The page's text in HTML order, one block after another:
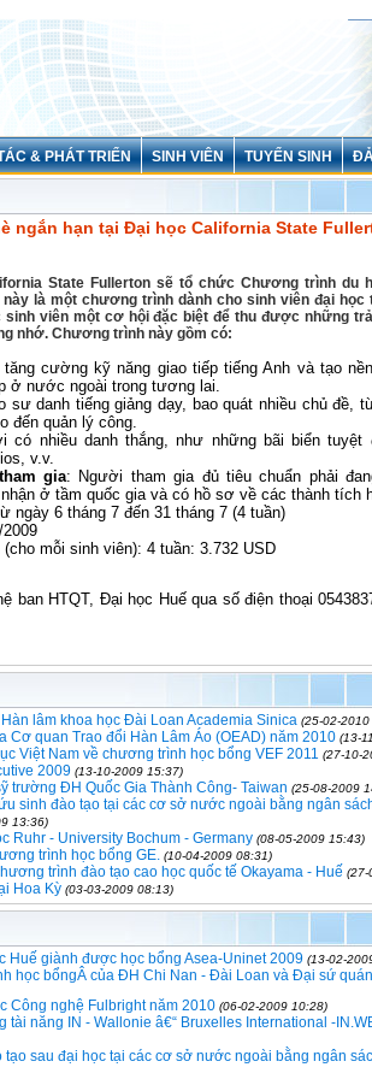
& PHÁT TRIỂN SINH VIÊN TUYỂN SINH
ngắn hạn tại Đại học California State
State Fullerton sẽ tổ chức Chương trình du
là một chương trình dành cho sinh viên đại
sinh viên một cơ hội đặc biệt để thu được những
nhớ. Chương trình này gồm có:
cường kỹ năng giao tiếp tiếng Anh và tạo
ở nước ngoài trong tương lai.
sư danh tiếng giảng dạy, bao quát nhiều chủ đề,
đến quản lý công.
có nhiều danh thắng, như những bãi biển tuyệt
v.v.
gia: Người tham gia đủ tiêu chuẩn phải
ở tầm quốc gia và có hồ sơ về các thành tích
ngày 6 tháng 7 đến 31 tháng 7 (4 tuần)
(cho mỗi sinh viên): 4 tuần: 3.732 USD
ban HTQT, Đại học Huế qua số điện thoại
lâm khoa học Đài Loan Academia Sinica (25-02-
Cơ quan Trao đổi Hàn Lâm Áo (OEAD) năm 2010 (13-
Việt Nam về chương trình học bổng VEF 2011 (27-10-
2009 (13-10-2009 15:37)
trường ĐH Quốc Gia Thành Công- Taiwan (25-08-2009
sinh đào tạo tại các cơ sở nước ngoài bằng ngân
13:36)
Ruhr - University Bochum - Germany (08-05-2009 15:43)
trình học bổng GE. (10-04-2009 08:31)
trình đào tạo cao học quốc tế Okayama - Huế (27-
Hoa Kỳ (03-03-2009 08:13)
Huế giành được học bổng Asea-Uninet 2009 (13-02-
học bổngÂ của ĐH Chi Nan - Đài Loan và Đại sứ
Công nghệ Fulbright năm 2010 (06-02-2009 10:28)
tài năng IN - Wallonie â€“ Bruxelles International -
tạo sau đại học tại các cơ sở nước ngoài bằng ngân